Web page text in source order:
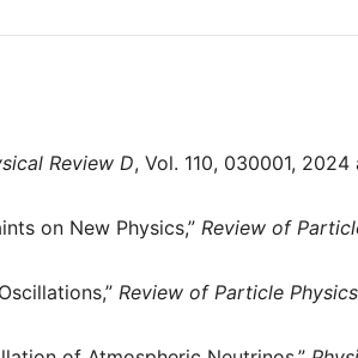
Review D, Vol. 110, 030001,
on New Physics,” Review of
Review of Particle